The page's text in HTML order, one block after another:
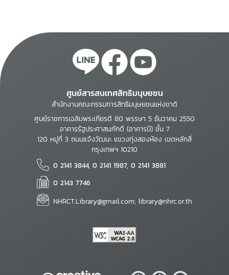
ศูนย์สารสนเทศสิทธิมนุษยชน
สำนักงานคณะกรรมการสิทธิมนุษยชนแห่งชาติ
ศูนย์ราชการเฉลิมพระเกียรติ 80 พรรษา 5 ธันวาคม 2550
อาคารรัฐประศาสนภักดี (อาคารบี) ชั้น 7
120 หมู่ที่ 3 ถนนแจ้งวัฒนะ แขวงทุ่งสองห้อง เขตหลักสี่
กรุงเทพฯ 10210
0 2141 3844, 0 2141 1987, 0 2141 3881
0 2143 7746
NHRCT.Library@gmail.com; library@nhrc.or.th